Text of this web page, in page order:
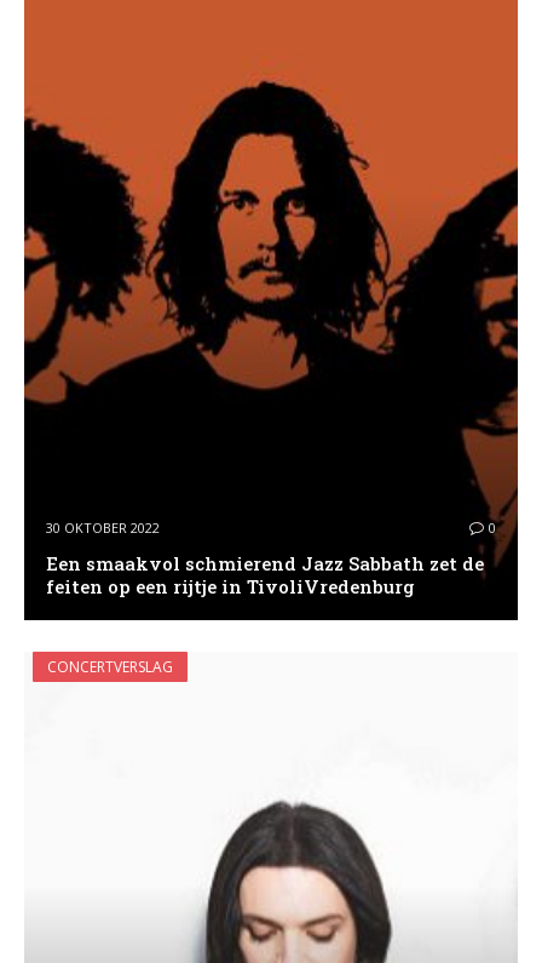
30 OKTOBER 2022 0
Een smaakvol schmierend Jazz Sabbath zet de
feiten op een rijtje in TivoliVredenburg
CONCERTVERSLAG